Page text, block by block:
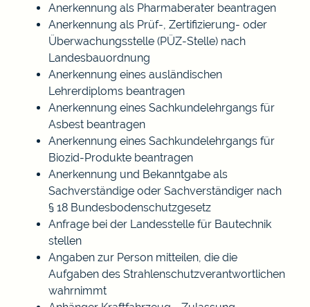
Anerkennung als Pharmaberater beantragen
Anerkennung als Prüf-, Zertifizierung- oder
Überwachungsstelle (PÜZ-Stelle) nach
Landesbauordnung
Anerkennung eines ausländischen
Lehrerdiploms beantragen
Anerkennung eines Sachkundelehrgangs für
Asbest beantragen
Anerkennung eines Sachkundelehrgangs für
Biozid-Produkte beantragen
Anerkennung und Bekanntgabe als
Sachverständige oder Sachverständiger nach
§ 18 Bundesbodenschutzgesetz
Anfrage bei der Landesstelle für Bautechnik
stellen
Angaben zur Person mitteilen, die die
Aufgaben des Strahlenschutzverantwortlichen
wahrnimmt